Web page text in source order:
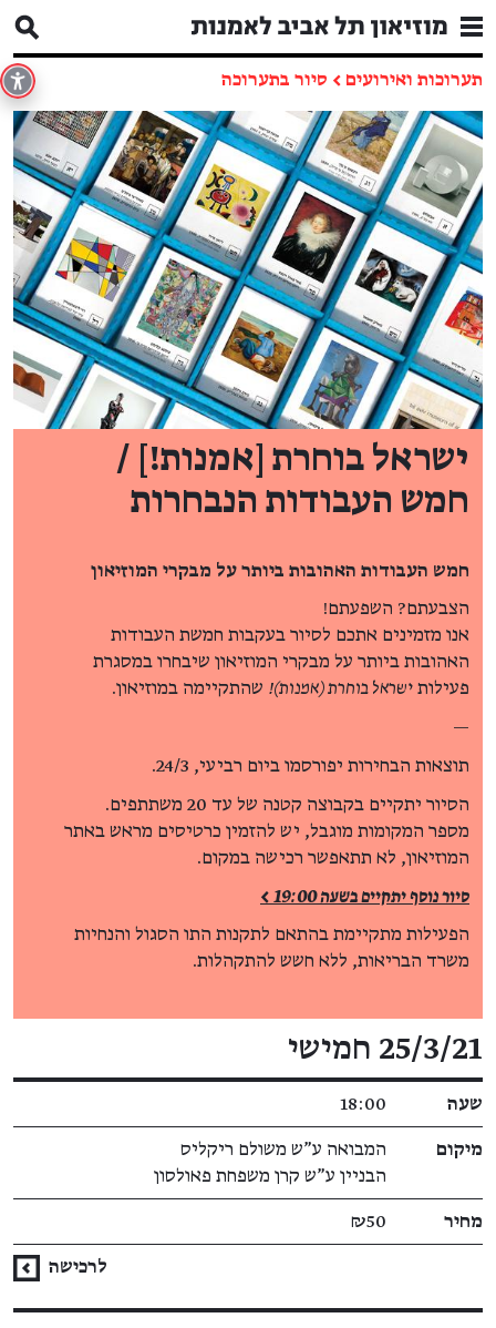
תערוכות ואירועים ← סיור בתערוכה
ישראל בוחרת [אמנות!] /
חמש העבודות הנבחרות
חמש העבודות האהובות ביותר על מבקרי המוזיאון
הצבעתם? השפעתם!
אנו מזמינים אתכם לסיור בעקבות חמשת העבודות
האהובות ביותר על מבקרי המוזיאון שיבחרו במסגרת
פעילות ישראל בוחרת (אמנות)! שהתקיימה במוזיאון.
—
תוצאות הבחירות יפורסמו ביום רביעי, 24/3.
הסיור יתקיים בקבוצה קטנה של עד 20 משתתפים.
מספר המקומות מוגבל, יש להזמין כרטיסים מראש באתר
המוזיאון, לא תתאפשר רכישה במקום.
סיור נוסף יתקיים בשעה 19:00 >
הפעילות מתקיימת בהתאם לתקנות התו הסגול והנחיות
משרד הבריאות, ללא חשש להתקהלות.
פרטי האירוע
25/3/21 חמישי
שעה 18:00
מיקום
המבואה ע"ש משולם ריקליס
הבניין ע"ש קרן משפחת פאולסון
מחיר ₪50
לרכישה